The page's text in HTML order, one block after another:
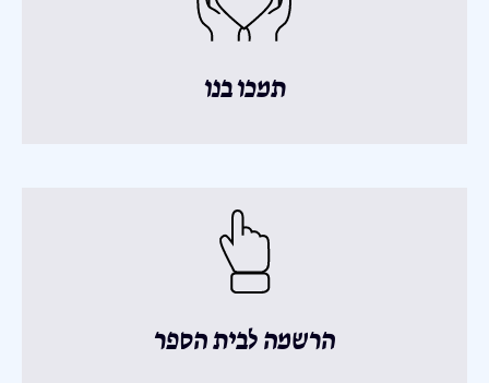
תמכו בנו
הרשמה לבית הספר